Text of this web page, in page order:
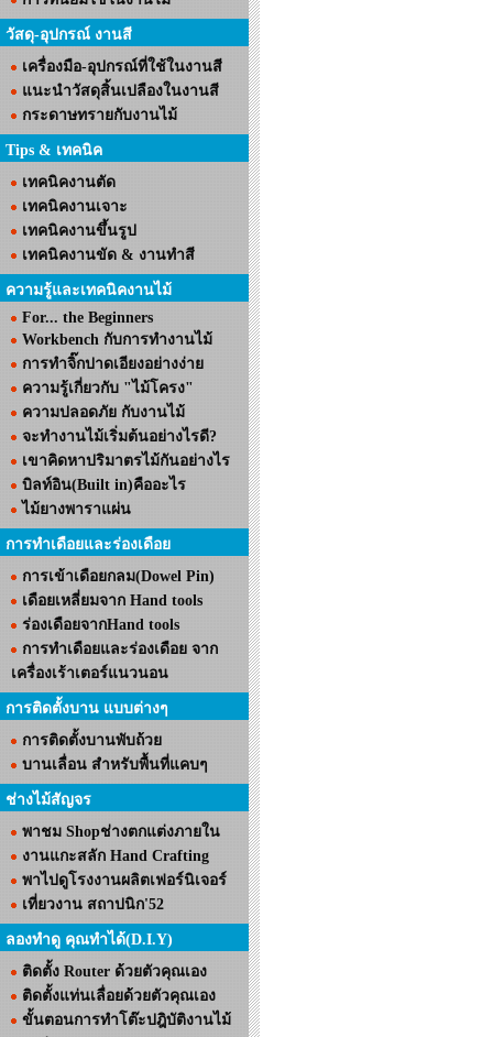
วัสดุ-อุปกรณ์ งานสี
เครื่องมือ-อุปกรณ์ที่ใช้ในงานสี
แนะนำวัสดุสิ้นเปลืองในงานสี
กระดาษทรายกับงานไม้
Tips & เทคนิค
เทคนิคงานตัด
เทคนิคงานเจาะ
เทคนิคงานขึ้นรูป
เทคนิคงานขัด & งานทำสี
ความรู้และเทคนิคงานไม้
For... the Beginners
Workbench กับการทำงานไม้
การทำจิ๊กปาดเอียงอย่างง่าย
ความรู้เกี่ยวกับ "ไม้โครง"
ความปลอดภัย กับงานไม้
จะทำงานไม้เริ่มต้นอย่างไรดี?
เขาคิดหาปริมาตรไม้กันอย่างไร
บิลท์อิน(Built in)คืออะไร
ไม้ยางพาราแผ่น
การทำเดือยและร่องเดือย
การเข้าเดือยกลม(Dowel Pin)
เดือยเหลี่ยมจาก Hand tools
ร่องเดือยจากHand tools
การทำเดือยและร่องเดือย จาก
เครื่องเร้าเตอร์แนวนอน
การติดตั้งบาน แบบต่างๆ
การติดตั้งบานพับถ้วย
บานเลื่อน สำหรับพื้นที่แคบๆ
ช่างไม้สัญจร
พาชม Shopช่างตกแต่งภายใน
งานแกะสลัก Hand Crafting
พาไปดูโรงงานผลิตเฟอร์นิเจอร์
เที่ยวงาน สถาปนิก'52
ลองทำดู คุณทำได้(D.I.Y)
ติดตั้ง Router ด้วยตัวคุณเอง
ติดตั้งแท่นเลื่อยด้วยตัวคุณเอง
ขั้นตอนการทำโต๊ะปฎิบัติงานไม้